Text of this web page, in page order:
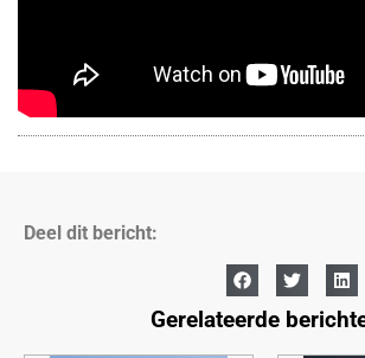
Deel dit bericht:
Gerelateerde